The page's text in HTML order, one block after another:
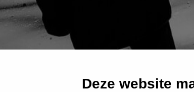
Deze website